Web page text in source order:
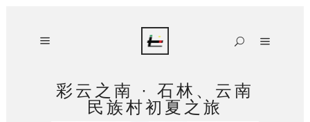
彩云之南 · 石林、云南
民族村初夏之旅